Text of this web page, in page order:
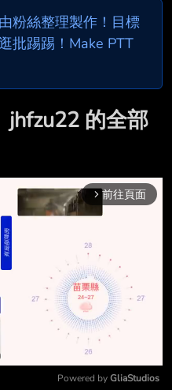
粉絲整理製作！目標
批踢踢！Make PTT
jhfzu22 的全部
arrow_forward_ios 前往頁面
Powered by GliaStudios